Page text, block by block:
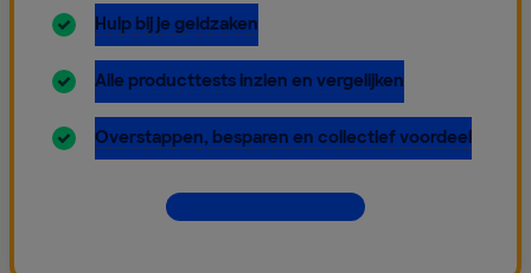
inbegrepen:
Hulp bij je geldzaken
inbegrepen:
Alle producttests inzien en vergelijken
inbegrepen:
Overstappen, besparen en collectief voordeel
Dit krijg je allemaal